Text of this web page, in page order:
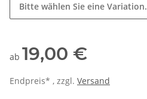
Bitte wählen Sie eine Variation.
ab 19,00 €
Endpreis* , zzgl. Versand